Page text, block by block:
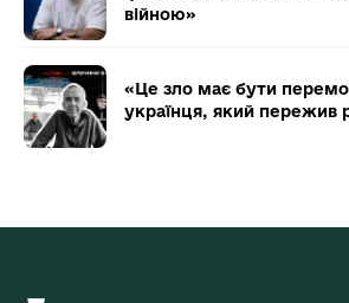
війною»
«Це зло має бути
українця, який пережив